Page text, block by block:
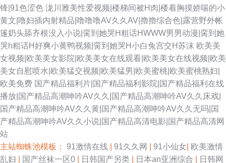
锋|91色涩色 泷川雅美性爱视频|楼梯间被H肉|楼着胸摸娇喘的小
黄文|噜妇插内射精品|噜噜噜AV久久AV|擼擼综合色|露营野外帐
篷奶头舔齐根没入小说|脔到她哭H粗话HWWW男男动漫|脔到她
哭h粗话H好爽小黄鸭视频|脔到她哭H小白兔宫交H苏沫 欧美美
女视频|欧美美女影院|欧美美女在线观看|欧美美女在线视频|欧美
美女自慰喷水|欧美猛交视频|欧美猛男|欧美蜜桃|欧美蜜桃熟妇|
欧美免费 国产精品福利片|国产精品福利影院|国产精品福利在线
播放|国产精品高潮呻吟AV久久|国产精品高潮呻吟AV久久床戏|
国产精品高潮呻吟AV久久黄|国产精品高潮呻吟AV久久无吗|国
产精品高潮呻吟AV久久小说|国产精品高清电影|国产精品高清网
站
主站蜘蛛池模板： 91激情在线 91久久网 91小仙女 欧美激情
乱妇
国产丝袜一区0 日韩国产另类 日本an亚洲综合 日韩网